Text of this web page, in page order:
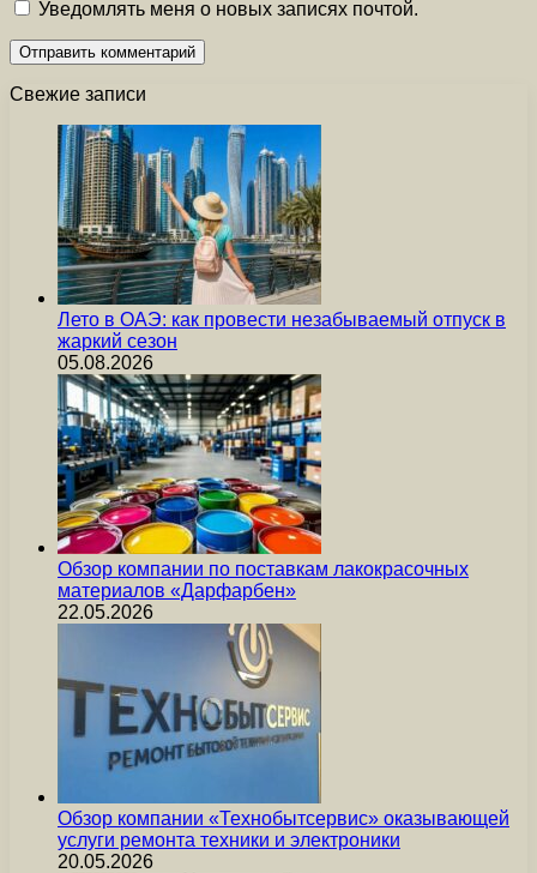
Уведомлять меня о новых записях почтой.
Свежие записи
Лето в ОАЭ: как провести незабываемый отпуск в
жаркий сезон
05.08.2026
Обзор компании по поставкам лакокрасочных
материалов «Дарфарбен»
22.05.2026
Обзор компании «Технобытсервис» оказывающей
услуги ремонта техники и электроники
20.05.2026